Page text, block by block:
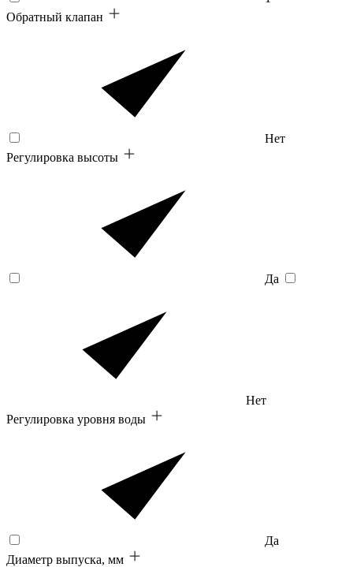
Обратный клапан
Нет
Регулировка высоты
Да
Нет
Регулировка уровня воды
Да
Диаметр выпуска, мм